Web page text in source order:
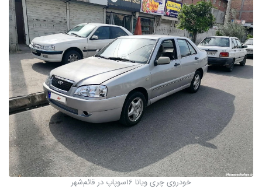
خودروی چری ویانا 16سوپاپ در قائم‌شهر